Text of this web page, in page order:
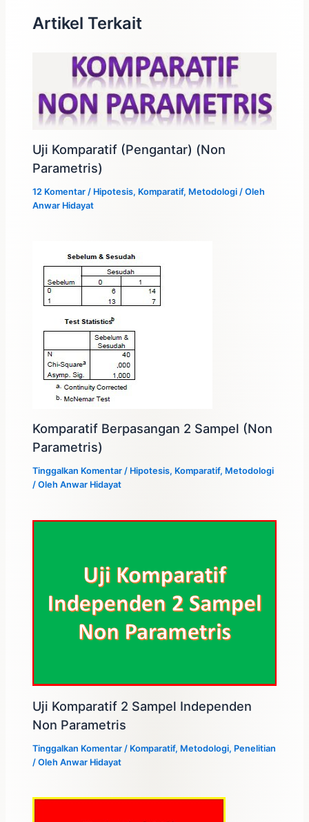
Artikel Terkait
Uji Komparatif (Pengantar) (Non
Parametris)
12 Komentar / Hipotesis, Komparatif, Metodologi / Oleh
Anwar Hidayat
Komparatif Berpasangan 2 Sampel (Non
Parametris)
Tinggalkan Komentar / Hipotesis, Komparatif, Metodologi
/ OlehAnwar Hidayat
Uji Komparatif 2 Sampel Independen
Non Parametris
Tinggalkan Komentar / Komparatif, Metodologi,Penelitian
/ OlehAnwar Hidayat